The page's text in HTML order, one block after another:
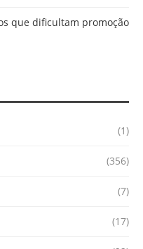
que dificultam promoção
(1)
(356)
(7)
(17)